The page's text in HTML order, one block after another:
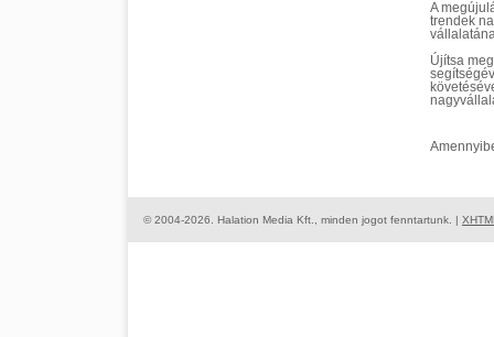
A
trendek
Újítsa
© 2004-2026. Halation Media Kft., minden jogot fenntartunk. |